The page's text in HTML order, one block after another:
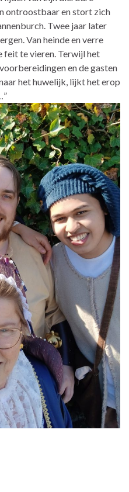
ontroostbaar en stort zich
Twee jaar later
Van heinde en verre
feit te vieren. Terwijl het
en de gasten
het huwelijk, lijkt het erop